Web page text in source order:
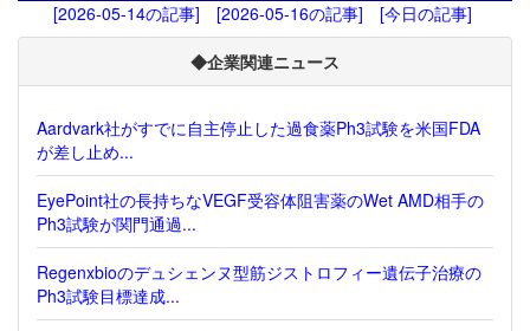
[2026-05-14の記事]
[2026-05-16の記事] [今日の記事]
◆企業関連ニュース
Aardvark社がすでに自主停止した過食薬Ph3試験を米国FDA
が差し止め...
EyePoint社の長持ちなVEGF受容体阻害薬のWet AMD相手の
Ph3試験が関門通過...
Regenxbioのデュシェンヌ型筋ジストロフィー遺伝子治療の
Ph3試験目標達成...